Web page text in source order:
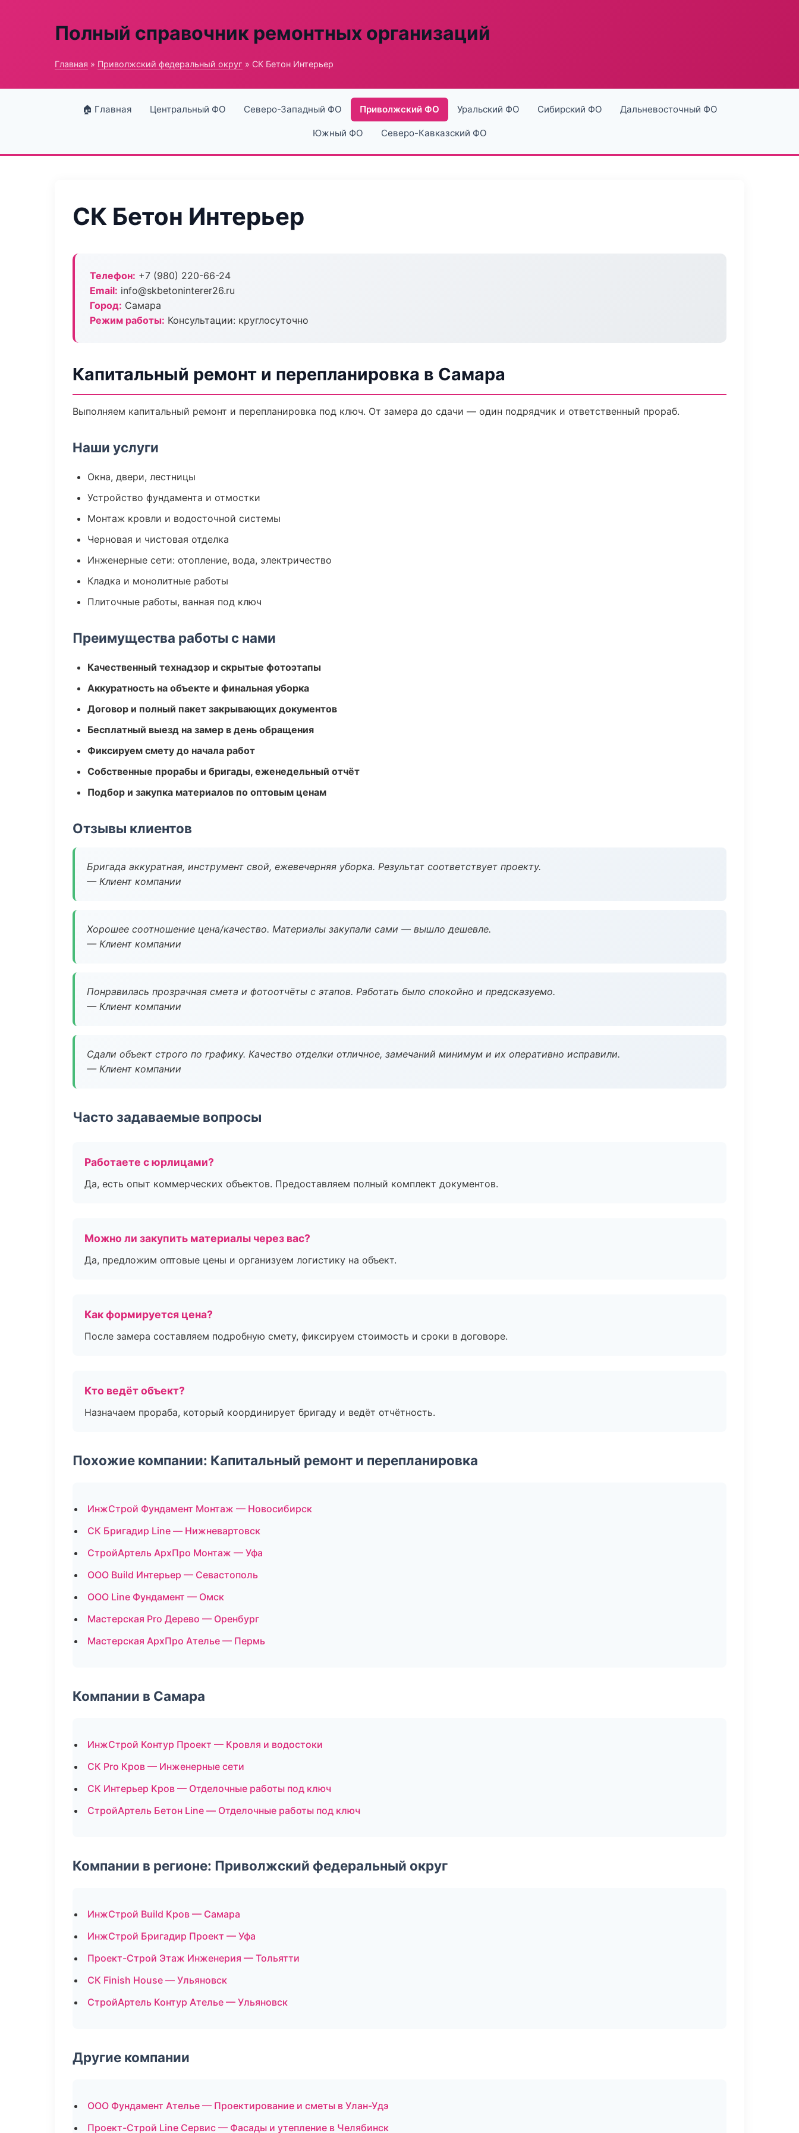
Полный справочник ремонтных организаций
Главная » Приволжский федеральный округ » СК Бетон Интерьер
🏠 Главная Центральный ФО Северо-Западный ФО Приволжский ФО Уральский ФО Сибирский ФО Дальневосточный ФО
Южный ФО Северо-Кавказский ФО
СК Бетон Интерьер
Телефон: +7 (980) 220-66-24
Email: info@skbetoninterer26.ru
Город: Самара
Режим работы: Консультации: круглосуточно
Капитальный ремонт и перепланировка в Самара
Выполняем капитальный ремонт и перепланировка под ключ. От замера до сдачи — один подрядчик и ответственный прораб.
Наши услуги
Окна, двери, лестницы
Устройство фундамента и отмостки
Монтаж кровли и водосточной системы
Черновая и чистовая отделка
Инженерные сети: отопление, вода, электричество
Кладка и монолитные работы
Плиточные работы, ванная под ключ
Преимущества работы с нами
Качественный технадзор и скрытые фотоэтапы
Аккуратность на объекте и финальная уборка
Договор и полный пакет закрывающих документов
Бесплатный выезд на замер в день обращения
Фиксируем смету до начала работ
Собственные прорабы и бригады, еженедельный отчёт
Подбор и закупка материалов по оптовым ценам
Отзывы клиентов
Бригада аккуратная, инструмент свой, ежевечерняя уборка. Результат соответствует проекту.
— Клиент компании
Хорошее соотношение цена/качество. Материалы закупали сами — вышло дешевле.
— Клиент компании
Понравилась прозрачная смета и фотоотчёты с этапов. Работать было спокойно и предсказуемо.
— Клиент компании
Сдали объект строго по графику. Качество отделки отличное, замечаний минимум и их оперативно исправили.
— Клиент компании
Часто задаваемые вопросы
Работаете с юрлицами?
Да, есть опыт коммерческих объектов. Предоставляем полный комплект документов.
Можно ли закупить материалы через вас?
Да, предложим оптовые цены и организуем логистику на объект.
Как формируется цена?
После замера составляем подробную смету, фиксируем стоимость и сроки в договоре.
Кто ведёт объект?
Назначаем прораба, который координирует бригаду и ведёт отчётность.
Похожие компании: Капитальный ремонт и перепланировка
ИнжСтрой Фундамент Монтаж — Новосибирск
СК Бригадир Line — Нижневартовск
СтройАртель АрхПро Монтаж — Уфа
ООО Build Интерьер — Севастополь
ООО Line Фундамент — Омск
Мастерская Pro Дерево — Оренбург
Мастерская АрхПро Ателье — Пермь
Компании в Самара
ИнжСтрой Контур Проект — Кровля и водостоки
СК Pro Кров — Инженерные сети
СК Интерьер Кров — Отделочные работы под ключ
СтройАртель Бетон Line — Отделочные работы под ключ
Компании в регионе: Приволжский федеральный округ
ИнжСтрой Build Кров — Самара
ИнжСтрой Бригадир Проект — Уфа
Проект-Строй Этаж Инженерия — Тольятти
СК Finish House — Ульяновск
СтройАртель Контур Ателье — Ульяновск
Другие компании
ООО Фундамент Ателье — Проектирование и сметы в Улан-Удэ
Проект-Строй Line Сервис — Фасады и утепление в Челябинск